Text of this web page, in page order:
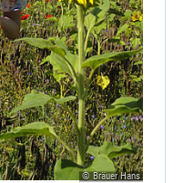
© Bräuer Hans